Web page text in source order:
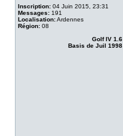
Inscription: 04 Juin 2015, 23:31
Messages: 191
Localisation:Ardennes
Région: 08
Golf IV 1.6
Basis de Juil 1998